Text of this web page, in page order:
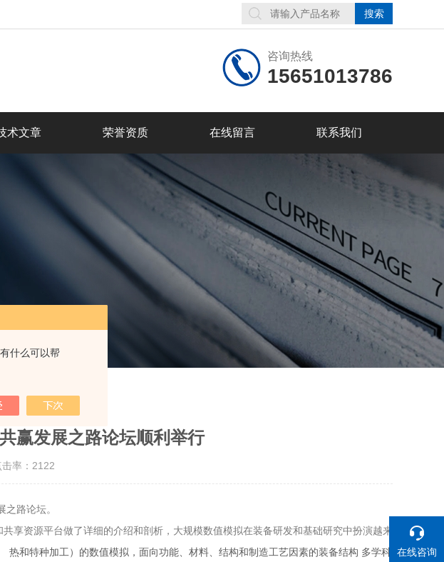
什么可以帮
咨询热线
15651013786
术文章 荣誉资质 在线留言 联系我们
赢发展之路论坛顺利举行
率：2122
路论坛。
享资源平台做了详细的介绍和剖析，大规模数值模拟在装备研发和基础研究中扮演越来
和特种加工）的数值模拟，面向功能、材料、结构和制造工艺因素的装备结构 多学科
在线咨询